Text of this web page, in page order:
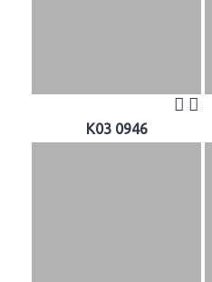
K03 0946